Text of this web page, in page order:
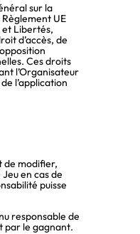
sur la
UE
Libertés,
d’accès, de
Ces droits
l’Organisateur
l’application
de modifier,
en cas de
puisse
responsable de
par le gagnant.